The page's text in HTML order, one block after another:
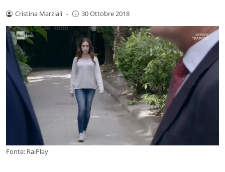
Cristina Marziali - 30 Ottobre 2018
Fonte: RaiPlay